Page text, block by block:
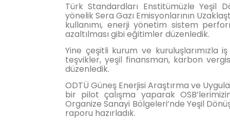
Türk Standardları Enstitümüzle Yeşil
yönelik Sera Gazı Emisyonlarının
kullanımı, enerji yönetim sistem
azaltılması gibi eğitimler düzenledik.
Yine çeşitli kurum ve kuruluşlarımızla
teşvikler, yeşil finansman, karbon
düzenledik.
ODTÜ Güneş Enerjisi Araştırma ve
bir pilot çalışma yaparak
Organize Sanayi Bölgeleri’nde Yeşil
raporu hazırladık.